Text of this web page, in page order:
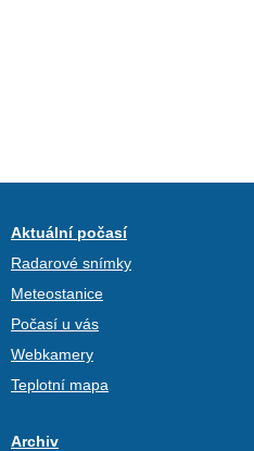
Aktuální počasí
Radarové snímky
Meteostanice
Počasí u vás
Webkamery
Teplotní mapa
Archiv